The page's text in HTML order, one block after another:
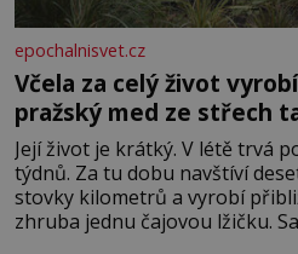
epochalnisvet.cz
Včela za celý život
pražský med ze střech
Její život je krátký. V létě trvá
týdnů. Za tu dobu navštíví
stovky kilometrů a vyrobí
zhruba jednu čajovou lžičku.